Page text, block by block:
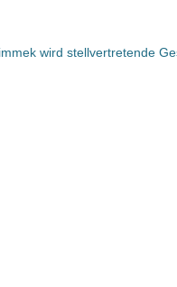
wird stellvertretende